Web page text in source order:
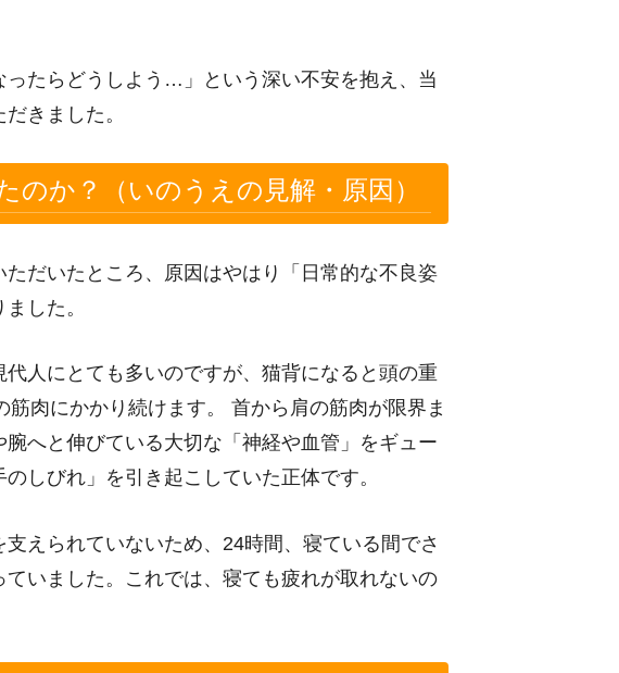
ったらどうしよう…」という深い不安を抱え、当
きました。
のか？（いのうえの見解・原因）
だいたところ、原因はやはり「日常的な不良姿
した。
人にとても多いのですが、猫背になると頭の重
肉にかかり続けます。 首から肩の筋肉が限界ま
へと伸びている大切な「神経や血管」をギュー
しびれ」を引き起こしていた正体です。
えられていないため、24時間、寝ている間でさ
いました。これでは、寝ても疲れが取れないの